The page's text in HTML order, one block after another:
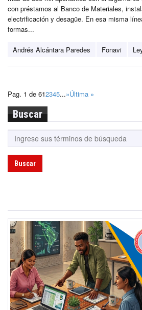
con préstamos al Banco de Materiales,
electrificación y desagüe. En esa misma
formas...
Andrés Alcántara Paredes Fonavi
Pag. 1 de 612345...»Última »
Buscar
Buscar